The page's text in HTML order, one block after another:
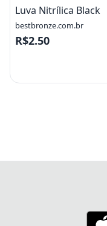
Luva Nitrílica Black
bestbronze.com.br
R$2.50